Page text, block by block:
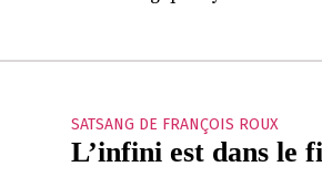
SATSANG DE FRANÇOIS ROUX
L’infini est dans le